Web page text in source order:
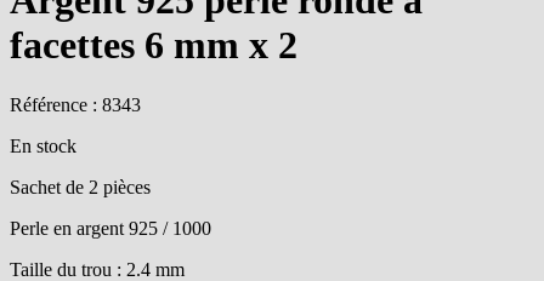
facettes 6 mm x 2
Référence : 8343
En stock
Sachet de 2 pièces
Perle en argent 925 / 1000
Taille du trou : 2.4 mm